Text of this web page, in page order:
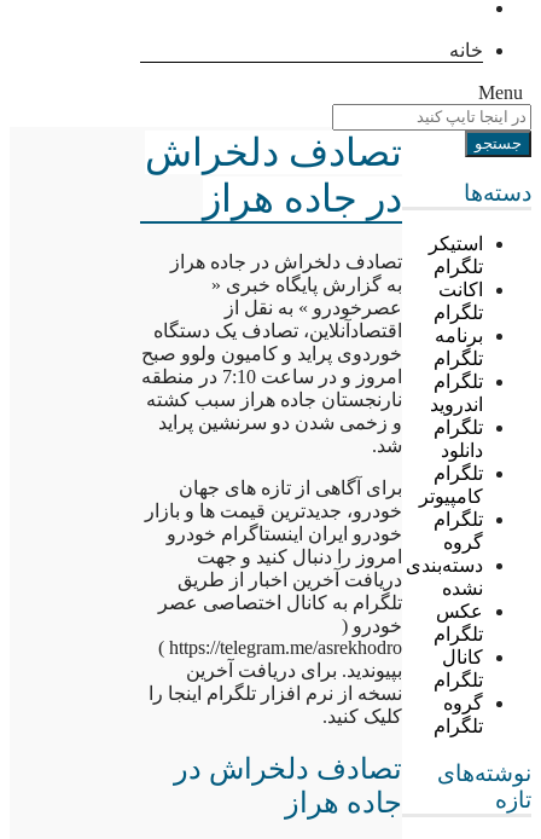
خانه
Menu
دسته‌ها
استیکر
تلگرام
اکانت
تلگرام
برنامه
تلگرام
تلگرام
اندروید
تلگرام
دانلود
تلگرام
کامپیوتر
تلگرام
گروه
دسته‌بندی
نشده
عکس
تلگرام
کانال
تلگرام
گروه
تلگرام
نوشته‌های
تازه
تصادف دلخراش
در جاده هراز
تصادف دلخراش در جاده هراز
به گزارش پایگاه خبری «
عصرخودرو » به نقل از
اقتصادآنلاین، تصادف یک دستگاه
خوردوی پراید و کامیون ولوو صبح
امروز و در ساعت 7:10 در منطقه
نارنجستان جاده هراز سبب کشته
و زخمی شدن دو سرنشین پراید
شد.
برای آگاهی از تازه های جهان
خودرو، جدیدترین قیمت ها و بازار
خودرو ایران اینستاگرام خودرو
امروز را دنبال کنید و جهت
دریافت آخرین اخبار از طریق
تلگرام به کانال اختصاصی عصر
خودرو (
https://telegram.me/asrekhodro )
بپیوندید. برای دریافت آخرین
نسخه از نرم افزار تلگرام اینجا را
کلیک کنید.
تصادف دلخراش در
جاده هراز